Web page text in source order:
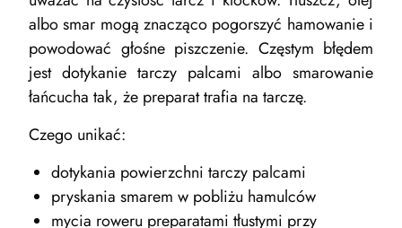
albo smar mogą znacząco pogorszyć hamowanie i
powodować głośne piszczenie. Częstym błędem
jest dotykanie tarczy palcami albo smarowanie
łańcucha tak, że preparat trafia na tarczę.
Czego unikać:
dotykania powierzchni tarczy palcami
pryskania smarem w pobliżu hamulców
mycia roweru preparatami tłustymi przy